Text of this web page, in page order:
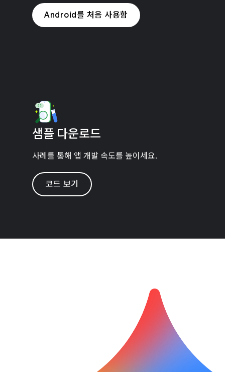
Android를 처음 사용함
샘플 다운로드
사례를 통해 앱 개발 속도를 높이세요.
코드 보기